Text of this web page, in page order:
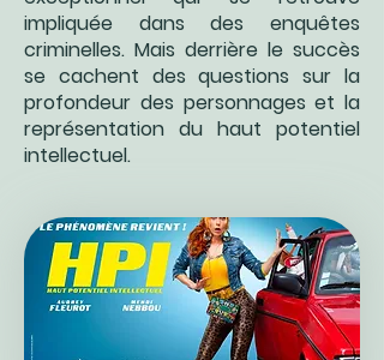
impliquée dans des enquêtes
criminelles. Mais derrière le succès
se cachent des questions sur la
profondeur des personnages et la
représentation du haut potentiel
intellectuel.